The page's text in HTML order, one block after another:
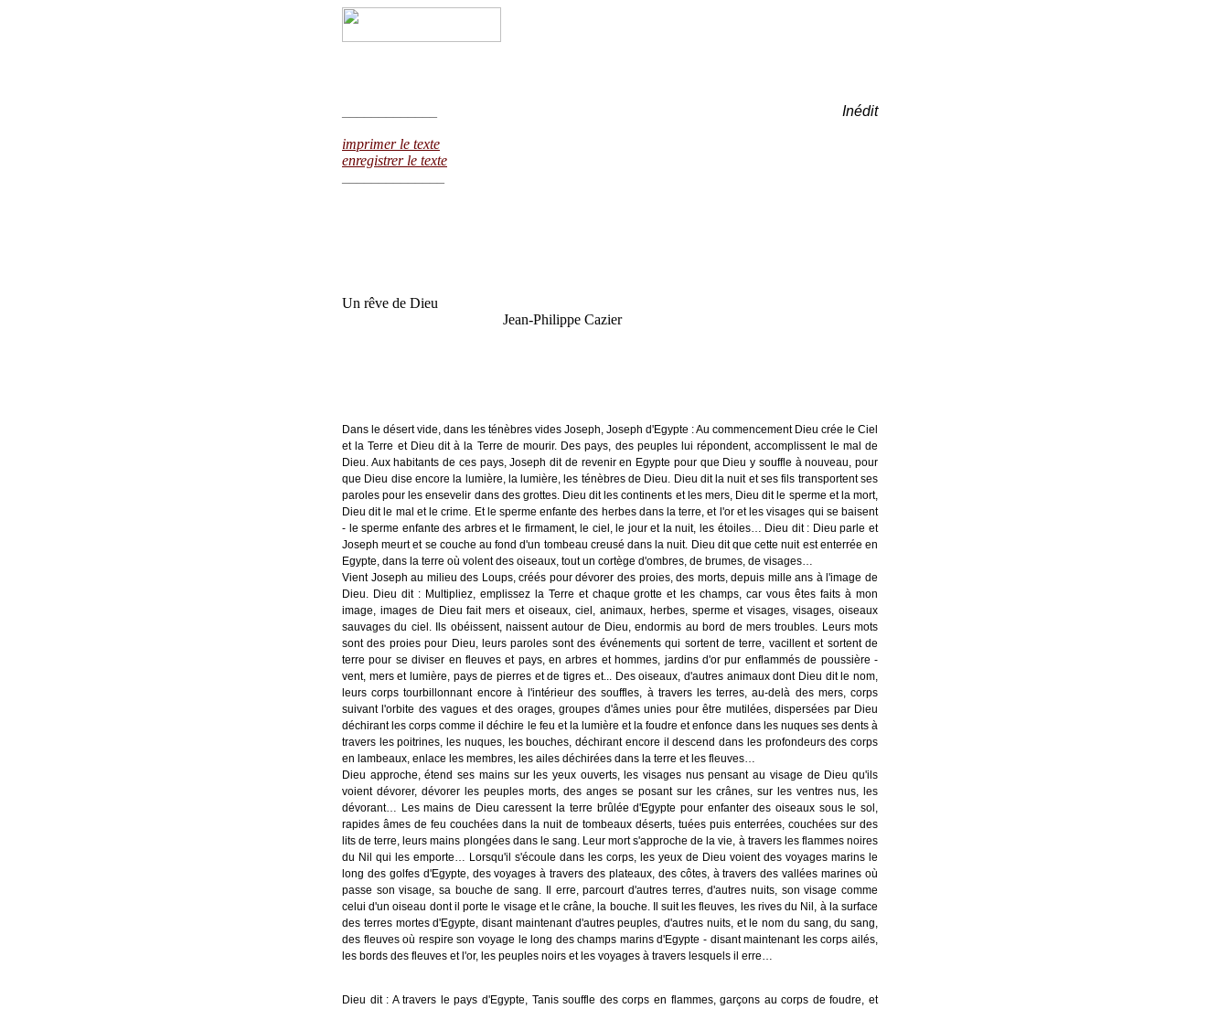
imprimer le texte
enregistrer le texte
Inédit
Un rêve de Dieu
Jean-Philippe Cazier
Dans le désert vide, dans les ténèbres vides Joseph, Joseph d'Egypte : Au commencement Dieu crée le Ciel
et la Terre et Dieu dit à la Terre de mourir. Des pays, des peuples lui répondent, accomplissent le mal de
Dieu. Aux habitants de ces pays, Joseph dit de revenir en Egypte pour que Dieu y souffle à nouveau, pour
que Dieu dise encore la lumière, la lumière, les ténèbres de Dieu. Dieu dit la nuit et ses fils transportent ses
paroles pour les ensevelir dans des grottes. Dieu dit les continents et les mers, Dieu dit le sperme et la mort,
Dieu dit le mal et le crime. Et le sperme enfante des herbes dans la terre, et l'or et les visages qui se baisent
- le sperme enfante des arbres et le firmament, le ciel, le jour et la nuit, les étoiles… Dieu dit : Dieu parle et
Joseph meurt et se couche au fond d'un tombeau creusé dans la nuit. Dieu dit que cette nuit est enterrée en
Egypte, dans la terre où volent des oiseaux, tout un cortège d'ombres, de brumes, de visages…
Vient Joseph au milieu des Loups, créés pour dévorer des proies, des morts, depuis mille ans à l'image de
Dieu. Dieu dit : Multipliez, emplissez la Terre et chaque grotte et les champs, car vous êtes faits à mon
image, images de Dieu fait mers et oiseaux, ciel, animaux, herbes, sperme et visages, visages, oiseaux
sauvages du ciel. Ils obéissent, naissent autour de Dieu, endormis au bord de mers troubles. Leurs mots
sont des proies pour Dieu, leurs paroles sont des événements qui sortent de terre, vacillent et sortent de
terre pour se diviser en fleuves et pays, en arbres et hommes, jardins d'or pur enflammés de poussière -
vent, mers et lumière, pays de pierres et de tigres et... Des oiseaux, d'autres animaux dont Dieu dit le nom,
leurs corps tourbillonnant encore à l'intérieur des souffles, à travers les terres, au-delà des mers, corps
suivant l'orbite des vagues et des orages, groupes d'âmes unies pour être mutilées, dispersées par Dieu
déchirant les corps comme il déchire le feu et la lumière et la foudre et enfonce dans les nuques ses dents à
travers les poitrines, les nuques, les bouches, déchirant encore il descend dans les profondeurs des corps
en lambeaux, enlace les membres, les ailes déchirées dans la terre et les fleuves…
Dieu approche, étend ses mains sur les yeux ouverts, les visages nus pensant au visage de Dieu qu'ils
voient dévorer, dévorer les peuples morts, des anges se posant sur les crânes, sur les ventres nus, les
dévorant… Les mains de Dieu caressent la terre brûlée d'Egypte pour enfanter des oiseaux sous le sol,
rapides âmes de feu couchées dans la nuit de tombeaux déserts, tuées puis enterrées, couchées sur des
lits de terre, leurs mains plongées dans le sang. Leur mort s'approche de la vie, à travers les flammes noires
du Nil qui les emporte… Lorsqu'il s'écoule dans les corps, les yeux de Dieu voient des voyages marins le
long des golfes d'Egypte, des voyages à travers des plateaux, des côtes, à travers des vallées marines où
passe son visage, sa bouche de sang. Il erre, parcourt d'autres terres, d'autres nuits, son visage comme
celui d'un oiseau dont il porte le visage et le crâne, la bouche. Il suit les fleuves, les rives du Nil, à la surface
des terres mortes d'Egypte, disant maintenant d'autres peuples, d'autres nuits, et le nom du sang, du sang,
des fleuves où respire son voyage le long des champs marins d'Egypte - disant maintenant les corps ailés,
les bords des fleuves et l'or, les peuples noirs et les voyages à travers lesquels il erre…
Dieu dit : A travers le pays d'Egypte, Tanis souffle des corps en flammes, garçons au corps de foudre, et